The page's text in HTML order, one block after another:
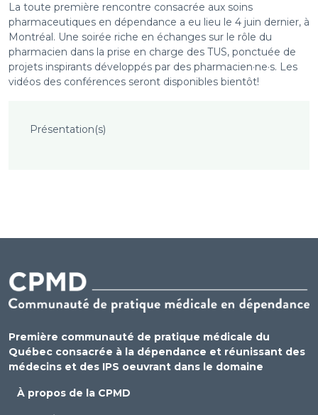
La toute première rencontre consacrée aux soins
pharmaceutiques en dépendance a eu lieu le 4 juin dernier, à
Montréal. Une soirée riche en échanges sur le rôle du
pharmacien dans la prise en charge des TUS, ponctuée de
projets inspirants développés par des pharmacien·ne·s. Les
vidéos des conférences seront disponibles bientôt!
Présentation(s)
Première communauté de pratique médicale du
Québec consacrée à la dépendance et réunissant des
médecins et des IPS oeuvrant dans le domaine
À propos de la CPMD